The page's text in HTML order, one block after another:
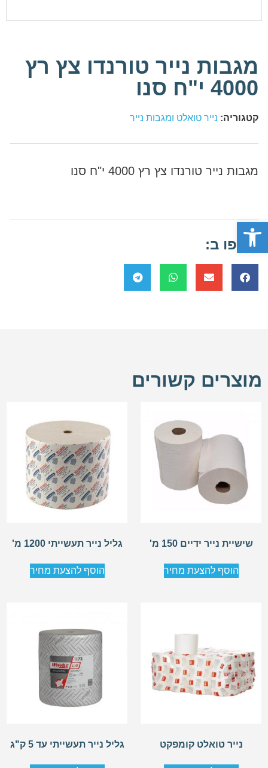
פתח סרגל נגישות
מגבות נייר טורנדו צץ רץ
4000 י"ח סנו
קטגוריה: נייר טואלט ומגבות נייר
מגבות נייר טורנדו צץ רץ 4000 י"ח סנו
שתפו ב:
מוצרים קשורים
שישיית נייר ידיים 150 מ'
הוסף להצעת מחיר
גליל נייר תעשייתי 1200 מ'
הוסף להצעת מחיר
נייר טואלט קומפקט גליל נייר תעשייתי עד 5 ק"ג